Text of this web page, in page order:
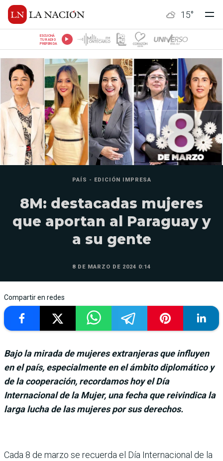
15°
ESCUCHÁ
TU RADIO
PREFERIDA
PAÍS - EDICIÓN IMPRESA
8M: destacadas mujeres
que aportan al Paraguay y
a su gente
8 DE MARZO DE 2024 0:14
Compartir en redes
Bajo la mirada de mujeres extranjeras que influyen
en el país, especialmente en el ámbito diplomático y
de la cooperación, recordamos hoy el Día
Internacional de la Mujer, una fecha que reivindica la
larga lucha de las mujeres por sus derechos.
Cada 8 de marzo se recuerda el Día Internacional de la